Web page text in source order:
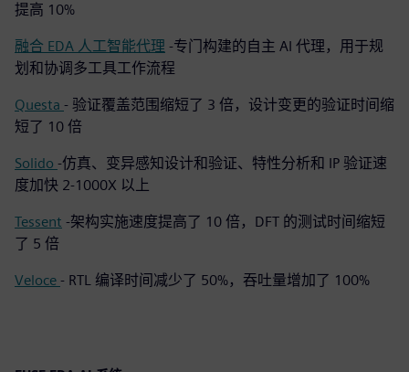
提高 10%
融合 EDA 人工智能代理 -专门构建的自主 AI 代理，用于规
划和协调多工具工作流程
Questa - 验证覆盖范围缩短了 3 倍，设计变更的验证时间缩
短了 10 倍
Solido -仿真、变异感知设计和验证、特性分析和 IP 验证速
度加快 2-1000X 以上
Tessent -架构实施速度提高了 10 倍，DFT 的测试时间缩短
了 5 倍
Veloce - RTL 编译时间减少了 50%，吞吐量增加了 100%